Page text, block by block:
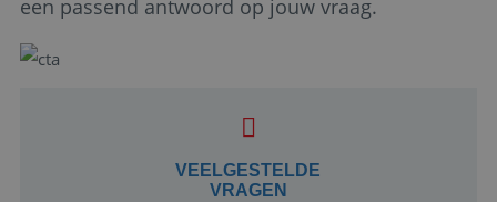
een passend antwoord op jouw vraag.
VEELGESTELDE
VRAGEN